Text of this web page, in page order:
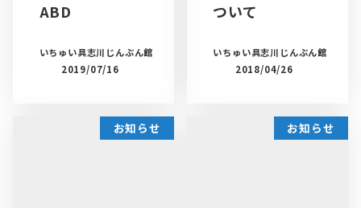
ABD
いちゅい具志川じんぶん館
2019/07/16
ついて
いちゅい具志川じんぶん館
2018/04/26
お知らせ お知らせ